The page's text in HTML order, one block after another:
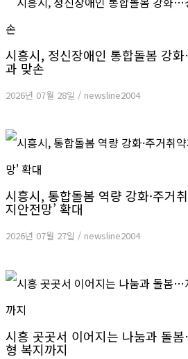
시흥시, 정신장애인 통합돌봄 강
과 맞손
2026년 07월 28일 / newsline2004
시흥시, 통합돌봄 역량 강화·주거
지안전망’ 확대
2026년 07월 27일 / newsline2004
시흥 곳곳서 이어지는 나눔과 돌
형 복지까지